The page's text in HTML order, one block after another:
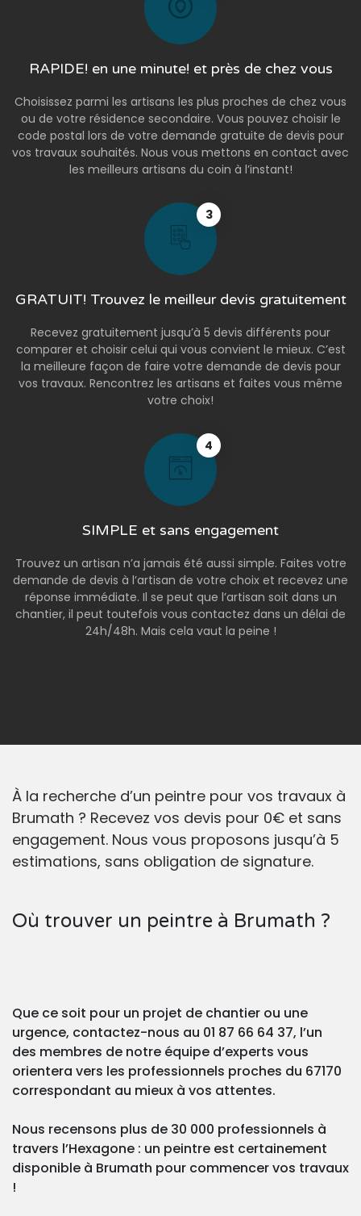
RAPIDE! en une minute! et près de chez vous
Choisissez parmi les artisans les plus proches de chez vous
ou de votre résidence secondaire. Vous pouvez choisir le
code postal lors de votre demande gratuite de devis pour
vos travaux souhaités. Nous vous mettons en contact avec
les meilleurs artisans du coin à l’instant!
3
GRATUIT! Trouvez le meilleur devis gratuitement
Recevez gratuitement jusqu’à 5 devis différents pour
comparer et choisir celui qui vous convient le mieux. C’est
la meilleure façon de faire votre demande de devis pour
vos travaux. Rencontrez les artisans et faites vous même
votre choix!
4
SIMPLE et sans engagement
Trouvez un artisan n’a jamais été aussi simple. Faites votre
demande de devis à l’artisan de votre choix et recevez une
réponse immédiate. Il se peut que l’artisan soit dans un
chantier, il peut toutefois vous contactez dans un délai de
24h/48h. Mais cela vaut la peine !
À la recherche d’un peintre pour vos travaux à
Brumath ? Recevez vos devis pour 0€ et sans
engagement. Nous vous proposons jusqu’à 5
estimations, sans obligation de signature.
Où trouver un peintre à Brumath ?
Que ce soit pour un projet de chantier ou une
urgence, contactez-nous au 01 87 66 64 37, l’un
des membres de notre équipe d’experts vous
orientera vers les professionnels proches du 67170
correspondant au mieux à vos attentes.
Nous recensons plus de 30 000 professionnels à
travers l’Hexagone : un peintre est certainement
disponible à Brumath pour commencer vos travaux
!